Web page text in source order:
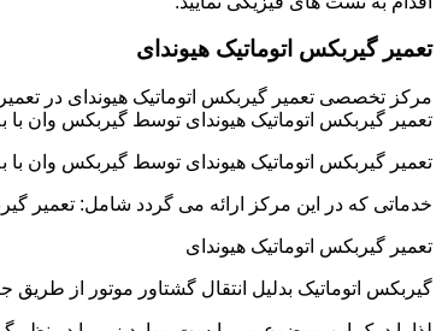
تعمیر گیربکس اتوماتیک هیوندای
مرکز تخصصی تعمیر گیربکس اتوماتیک هیوندای در
تعمیر گیربکس اتوماتیک هیوندای توسط گیربکس وان
تعمیر گیربکس اتوماتیک هیوندای توسط گیربکس وان
خدماتی که در این مرکز ارائه می گردد شامل: تعمیر
تعمیر گیربکس اتوماتیک هیوندای
گیربکس اتوماتیک بدلیل انتقال گشتاور موتور از